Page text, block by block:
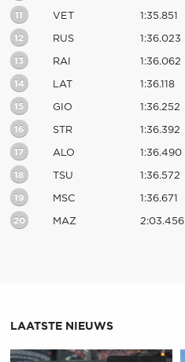
11 VET 1:35.851
12 RUS 1:36.023
13 RAI 1:36.062
14 LAT 1:36.118
15 GIO 1:36.252
16 STR 1:36.392
17 ALO 1:36.490
18 TSU 1:36.572
19 MSC 1:36.671
20 MAZ 2:03.456
LAATSTE NIEUWS